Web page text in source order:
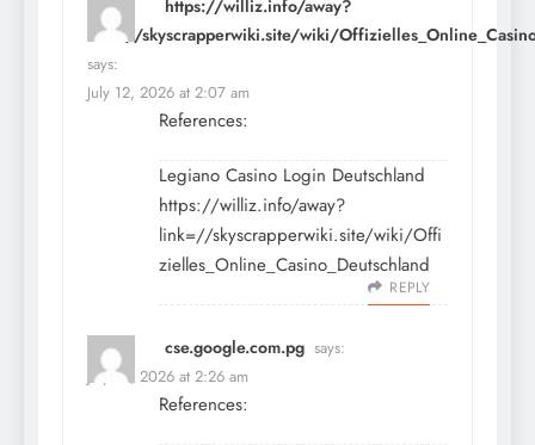
https://williz.info/away?
link=//skyscrapperwiki.site/wiki/
says:
July 12, 2026 at 2:07 am
References:
Legiano Casino Login Deutschland
https://williz.info/away?
link=//skyscrapperwiki.site/wiki/Offi
zielles_Online_Casino_Deutschland
REPLY
cse.google.com.pg says:
July 12, 2026 at 2:26 am
References: